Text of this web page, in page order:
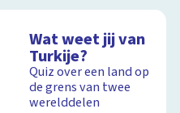
Wat weet jij van
Turkije?
Quiz over een land op
de grens van twee
werelddelen